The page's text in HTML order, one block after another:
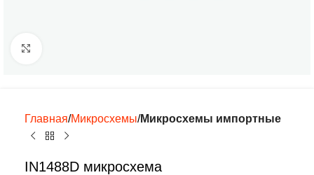
Главная Микросхемы Микросхемы импортные
IN1488D микросхема